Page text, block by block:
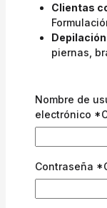
Clientas
piernas,
depilatorio
Nombre de
electrónico *
Contraseña *